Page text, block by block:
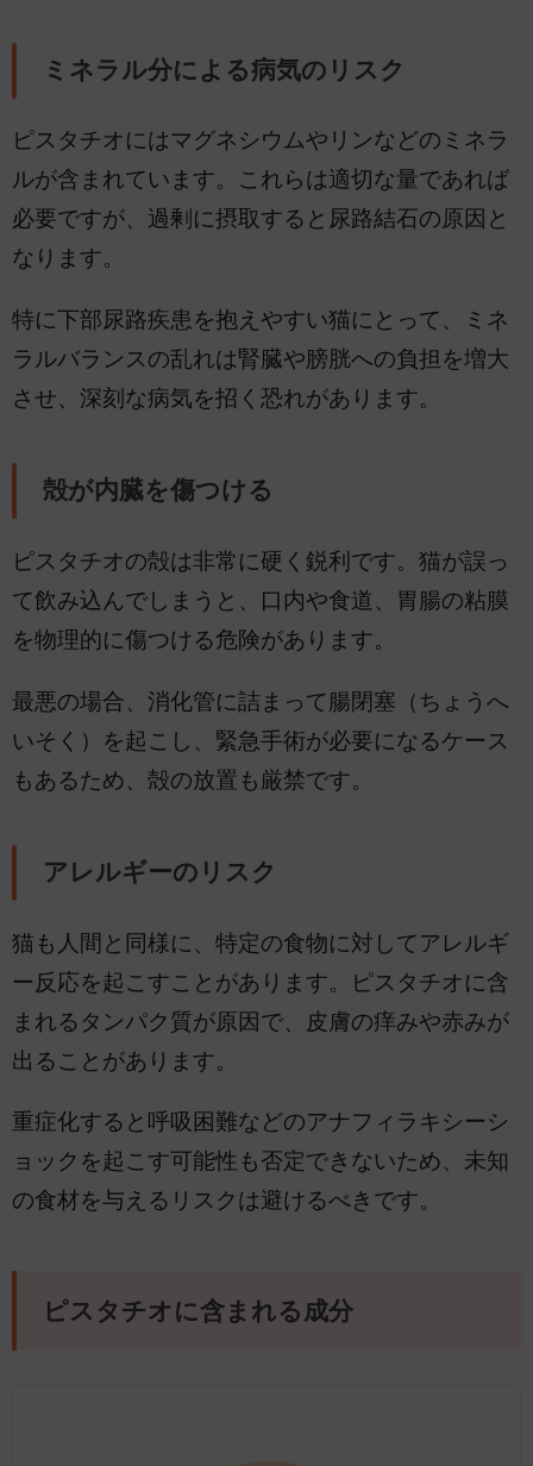
ミネラル分による病気のリスク
ピスタチオにはマグネシウムやリンなどのミネラ
ルが含まれています。これらは適切な量であれば
必要ですが、過剰に摂取すると尿路結石の原因と
なります。
特に下部尿路疾患を抱えやすい猫にとって、ミネ
ラルバランスの乱れは腎臓や膀胱への負担を増大
させ、深刻な病気を招く恐れがあります。
殻が内臓を傷つける
ピスタチオの殻は非常に硬く鋭利です。猫が誤っ
て飲み込んでしまうと、口内や食道、胃腸の粘膜
を物理的に傷つける危険があります。
最悪の場合、消化管に詰まって腸閉塞（ちょうへ
いそく）を起こし、緊急手術が必要になるケース
もあるため、殻の放置も厳禁です。
アレルギーのリスク
猫も人間と同様に、特定の食物に対してアレルギ
ー反応を起こすことがあります。ピスタチオに含
まれるタンパク質が原因で、皮膚の痒みや赤みが
出ることがあります。
重症化すると呼吸困難などのアナフィラキシーシ
ョックを起こす可能性も否定できないため、未知
の食材を与えるリスクは避けるべきです。
ピスタチオに含まれる成分